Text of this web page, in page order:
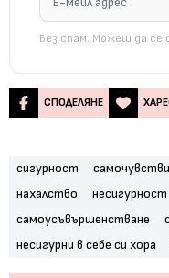
Без спам. Можеш да се
СПОДЕЛЯНЕ
сигурност
нахалство
несигурност
самоусъвършенстване
несигурни в себе си хора